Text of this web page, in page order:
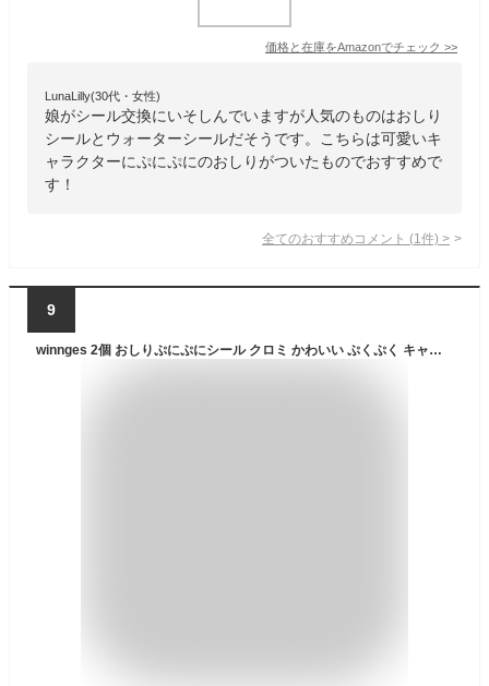
価格と在庫をAmazonでチェック >>
LunaLilly(30代・女性)
娘がシール交換にいそしんでいますが人気のものはおしり
シールとウォーターシールだそうです。こちらは可愛いキ
ャラクターにぷにぷにのおしりがついたものでおすすめで
す！
全てのおすすめコメント (1 件) >
9
winnges 2個 おしりぷにぷにシール クロミ かわいい ぷくぷく キャラクター 可愛い 立体 ごほうびシ ー ル、ご褒美シー ル デコレーション、女の子向け プランナー・ノート・スマホ・ウォーターボトル装飾用 3D浮き立つ漫画風レリーフステッカー (A)